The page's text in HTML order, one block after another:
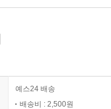
예스24 배송
배송비 : 2,500원